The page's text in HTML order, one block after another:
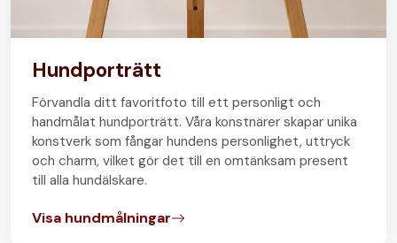
Hundporträtt
Förvandla ditt favoritfoto till ett personligt och
handmålat hundporträtt. Våra konstnärer skapar unika
konstverk som fångar hundens personlighet, uttryck
och charm, vilket gör det till en omtänksam present
till alla hundälskare.
Visa hundmålningar